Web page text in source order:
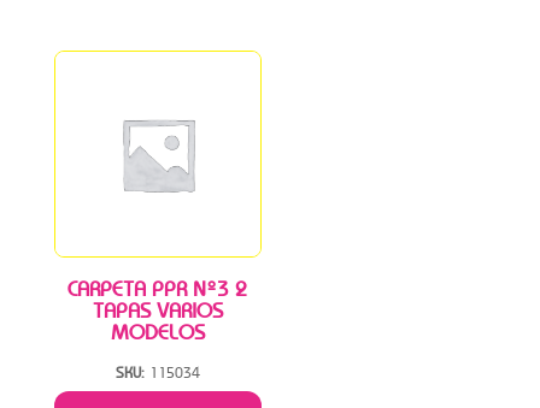
CARPETA PPR Nº3 2
TAPAS VARIOS
MODELOS
SKU: 115034